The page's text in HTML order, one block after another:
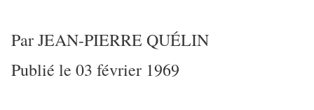
Par JEAN-PIERRE QUÉLIN
Publié le 03 février 1969